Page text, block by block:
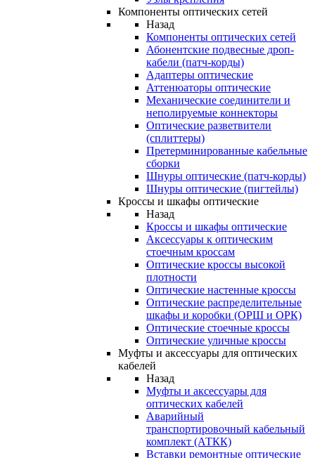
Компоненты оптических сетей
Назад
Компоненты оптических сетей
Абонентские подвесные дроп-
кабели (патч-корды)
Адаптеры оптические
Аттенюаторы оптические
Механические соединители и
неполируемые коннекторы
Оптические разветвители
(сплиттеры)
Претерминированные кабельные
сборки
Шнуры оптические (патч-корды)
Шнуры оптические (пигтейлы)
Кроссы и шкафы оптические
Назад
Кроссы и шкафы оптические
Аксессуары к оптическим
стоечным кроссам
Оптические кроссы высокой
плотности
Оптические настенные кроссы
Оптические распределительные
шкафы и коробки (ОРШ и ОРК)
Оптические стоечные кроссы
Оптические уличные кроссы
Муфты и аксессуары для оптических
кабелей
Назад
Муфты и аксессуары для
оптических кабелей
Аварийный
транспортировочный кабельный
комплект (АТКК)
Вставки ремонтные оптические